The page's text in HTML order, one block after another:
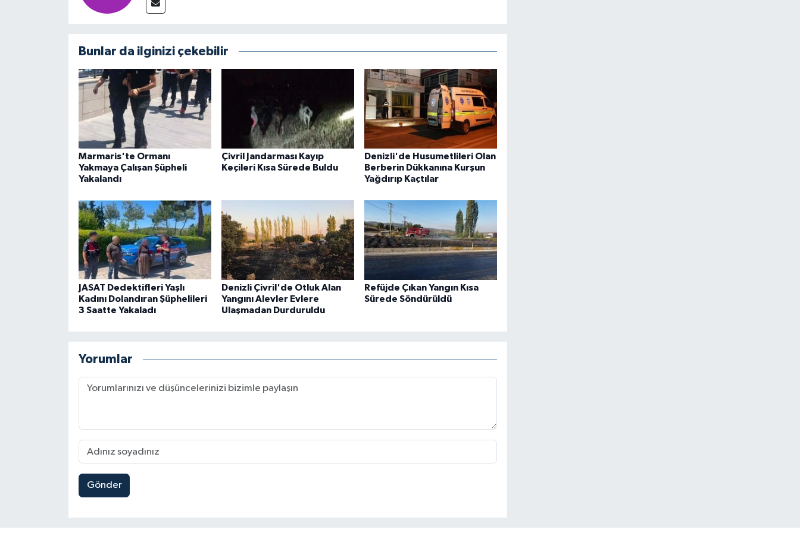
Bunlar da ilginizi çekebilir
Marmaris'te Ormanı
Yakmaya Çalışan Şüpheli
Yakalandı
Çivril Jandarması Kayıp
Keçileri Kısa Sürede Buldu
Denizli'de Husumetlileri Olan
Berberin Dükkanına Kurşun
Yağdırıp Kaçtılar
JASAT Dedektifleri Yaşlı
Kadını Dolandıran Şüphelileri
3 Saatte Yakaladı
Denizli Çivril'de Otluk Alan
Yangını Alevler Evlere
Ulaşmadan Durduruldu
Refüjde Çıkan Yangın Kısa
Sürede Söndürüldü
Yorumlar
Gönder